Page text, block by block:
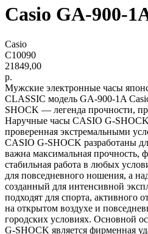
Casio GA-900-
Casio
C10090
21849,00
р.
Мужские электронные часы
CLASSIC модель GA-900-1A
SHOCK — легенда прочности,
Наручные часы CASIO G-
проверенная экстремальными
CASIO G-SHOCK разработаны
важна максимальная прочность,
стабильная работа в любых
для повседневного ношения, а
созданный для интенсивной
подходят для спорта, активного
на открытом воздухе и
городских условиях. Основной
G-SHOCK является фирменная